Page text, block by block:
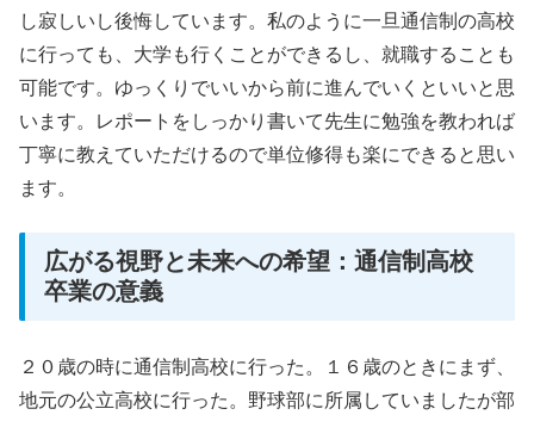
し寂しいし後悔しています。私のように一旦通信制の高校
に行っても、大学も行くことができるし、就職することも
可能です。ゆっくりでいいから前に進んでいくといいと思
います。レポートをしっかり書いて先生に勉強を教われば
丁寧に教えていただけるので単位修得も楽にできると思い
ます。
広がる視野と未来への希望：通信制高校
卒業の意義
２０歳の時に通信制高校に行った。１６歳のときにまず、
地元の公立高校に行った。野球部に所属していましたが部